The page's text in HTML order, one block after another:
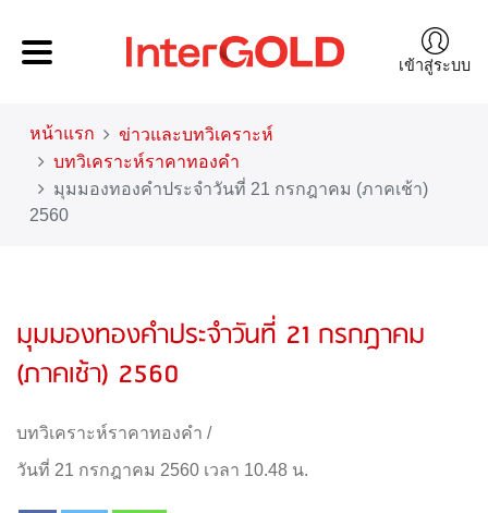
เข้าสู่ระบบ
หน้าแรก
ข่าวและบทวิเคราะห์
บทวิเคราะห์ราคาทองคำ
มุมมองทองคำประจำวันที่ 21 กรกฎาคม (ภาคเช้า)
2560
มุมมองทองคำประจำวันที่ 21 กรกฎาคม
(ภาคเช้า) 2560
บทวิเคราะห์ราคาทองคำ /
วันที่ 21 กรกฎาคม 2560 เวลา 10.48 น.